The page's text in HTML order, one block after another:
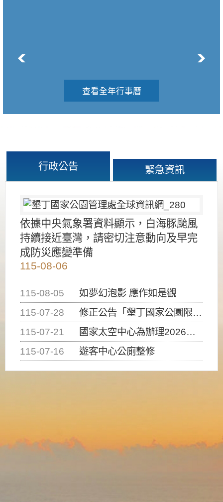
查看全年行事曆
行政公告 緊急資訊
依據中央氣象署資料顯示，白海豚颱風
持續接近臺灣，請密切注意動向及早完
成防災應變準備
115-08-06
115-08-05
如夢幻泡影 應作如是觀
115-07-28
修正公告「墾丁國家公園限制水域遊憩活動之種類、範圍、時間及行為」，自即日生效。
115-07-21
國家太空中心為辦理2026台灣盃火箭競賽，陸、海、空域警戒及協調相關事宜，因颱風備案事宜
115-07-16
遊客中心公廁整修